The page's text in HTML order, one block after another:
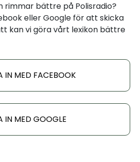
rimmar bättre på Polisradio?
eller Google för att skicka
kan vi göra vårt lexikon bättre
IN MED FACEBOOK
IN MED GOOGLE